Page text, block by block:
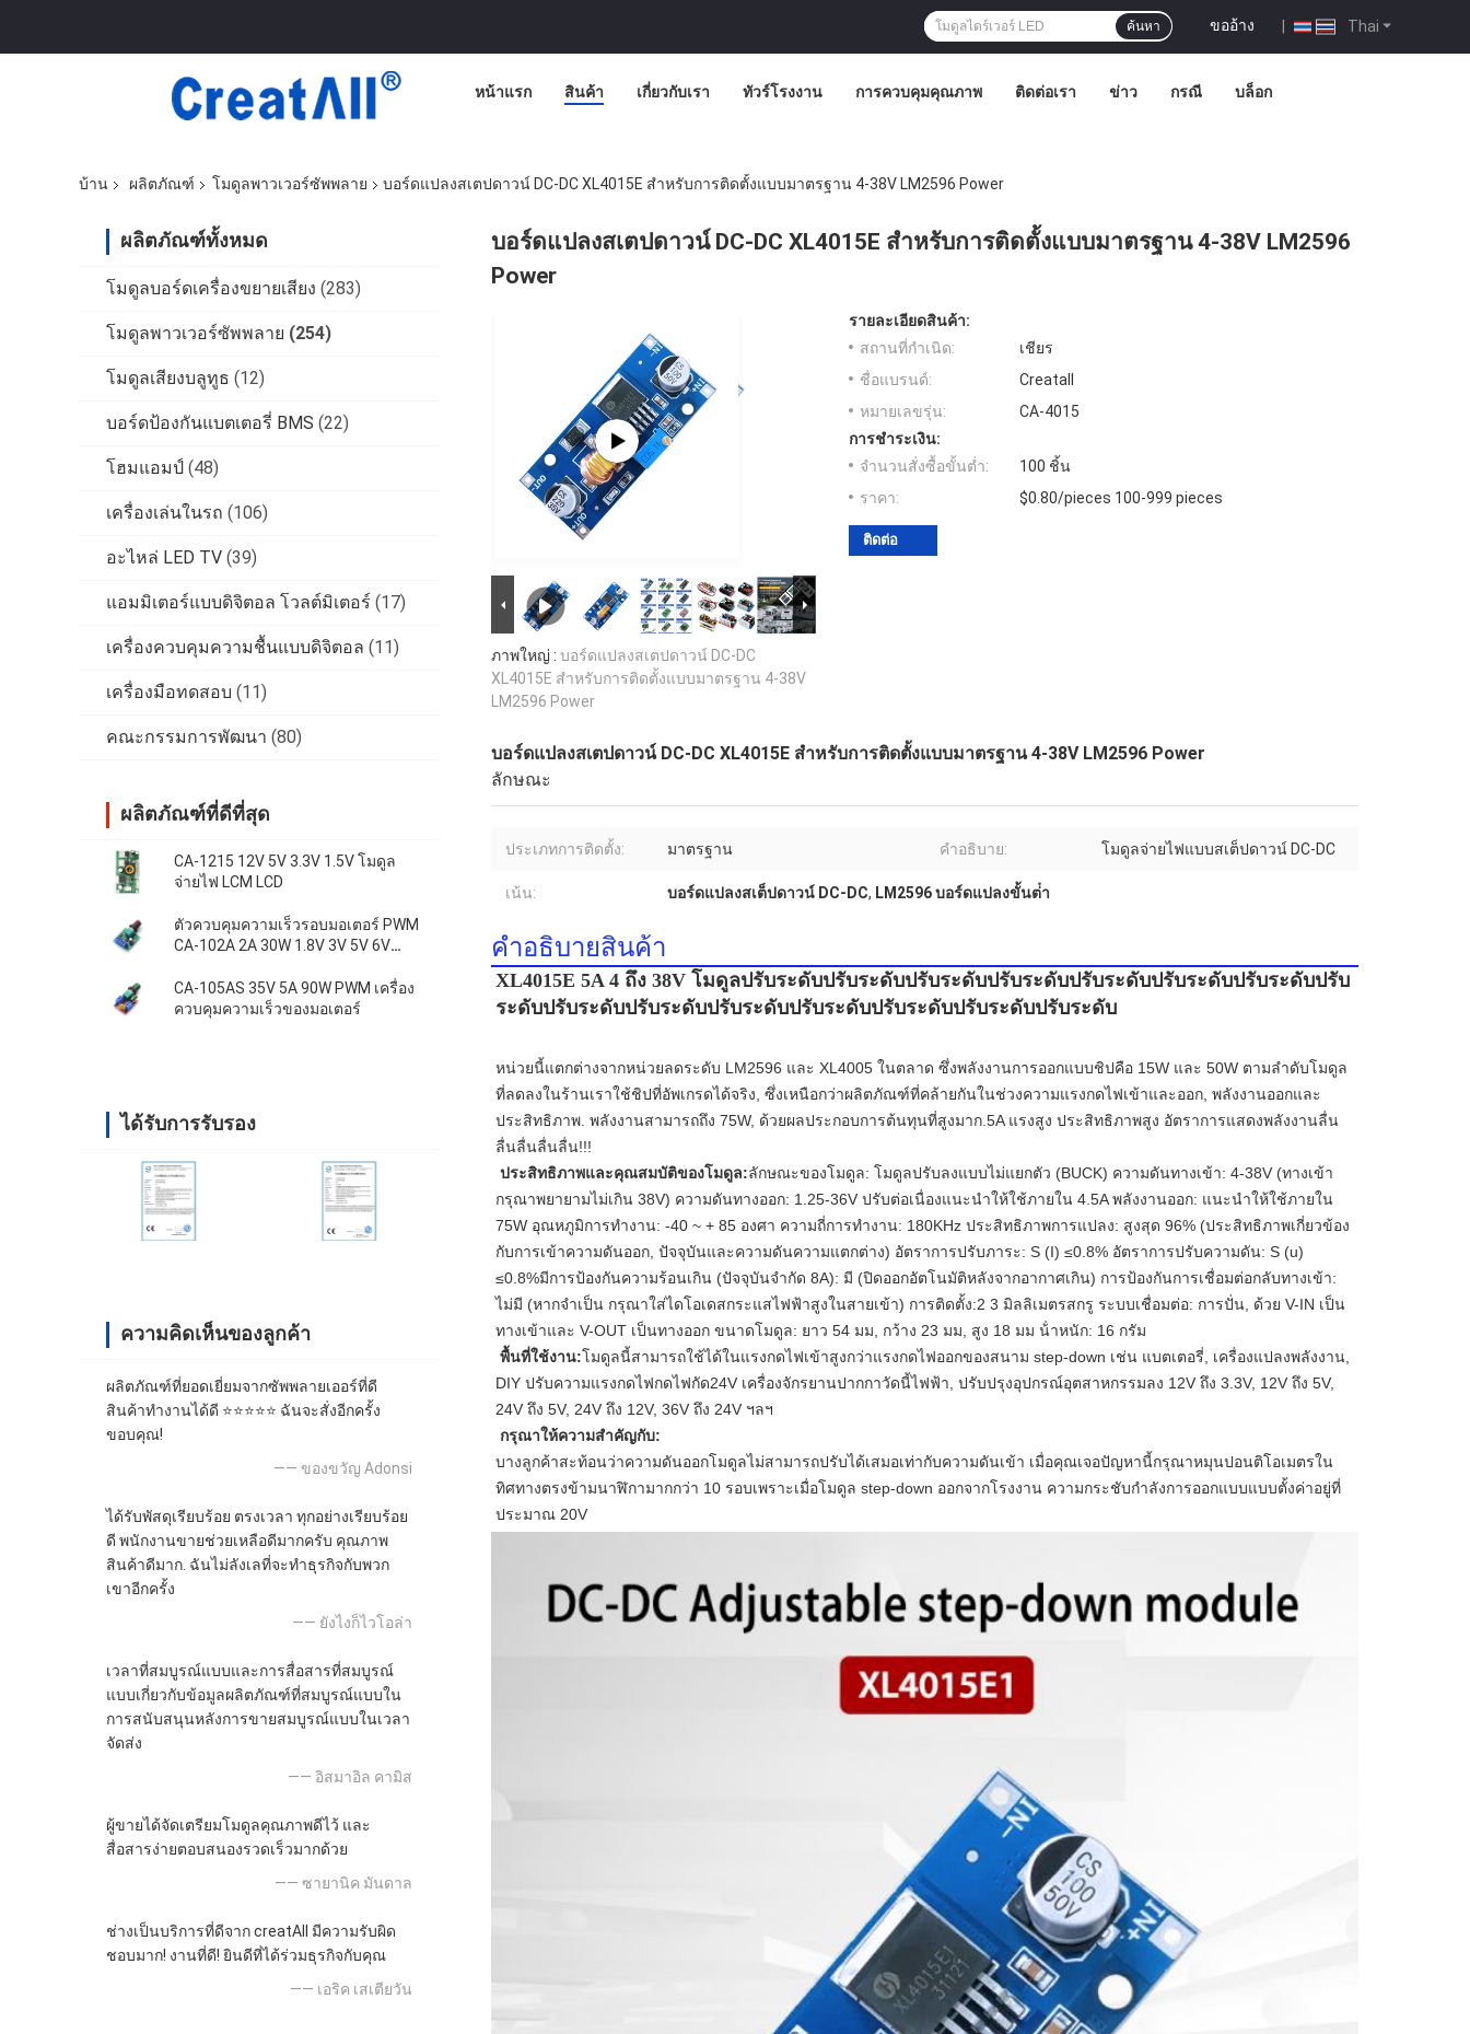
Thai
ขออ้าง |
ค้นหา
หน้าแรก สินค้า เกี่ยวกับเรา ทัวร์โรงงาน การควบคุมคุณภาพ ติดต่อเรา ข่าว กรณี บล็อก
บ้าน ผลิตภัณฑ์ โมดูลพาวเวอร์ซัพพลาย บอร์ดแปลงสเตปดาวน์ DC-DC XL4015E สําหรับการติดตั้งแบบมาตรฐาน 4-38V LM2596 Power
ผลิตภัณฑ์ทั้งหมด
โมดูลบอร์ดเครื่องขยายเสียง (283)
โมดูลพาวเวอร์ซัพพลาย (254)
โมดูลเสียงบลูทูธ (12)
บอร์ดป้องกันแบตเตอรี่ BMS (22)
โฮมแอมป์ (48)
เครื่องเล่นในรถ (106)
อะไหล่ LED TV (39)
แอมมิเตอร์แบบดิจิตอล โวลต์มิเตอร์ (17)
เครื่องควบคุมความชื้นแบบดิจิตอล (11)
เครื่องมือทดสอบ (11)
คณะกรรมการพัฒนา (80)
ผลิตภัณฑ์ที่ดีที่สุด
CA-1215 12V 5V 3.3V 1.5V โมดูล
จ่ายไฟ LCM LCD
ตัวควบคุมความเร็วรอบมอเตอร์ PWM
CA-102A 2A 30W 1.8V 3V 5V 6V
CA-105AS 35V 5A 90W PWM เครื่อง
ควบคุมความเร็วของมอเตอร์
ได้รับการรับรอง
ความคิดเห็นของลูกค้า
ผลิตภัณฑ์ที่ยอดเยี่ยมจากซัพพลายเออร์ที่ดี
สินค้าทำงานได้ดี ⭐⭐⭐⭐⭐ ฉันจะสั่งอีกครั้ง
ขอบคุณ!
—— ของขวัญ Adonsi
ได้รับพัสดุเรียบร้อย ตรงเวลา ทุกอย่างเรียบร้อย
ดี พนักงานขายช่วยเหลือดีมากครับ คุณภาพ
สินค้าดีมาก. ฉันไม่ลังเลที่จะทำธุรกิจกับพวก
เขาอีกครั้ง
—— ยังไงก็ไวโอล่า
เวลาที่สมบูรณ์แบบและการสื่อสารที่สมบูรณ์
แบบเกี่ยวกับข้อมูลผลิตภัณฑ์ที่สมบูรณ์แบบใน
การสนับสนุนหลังการขายสมบูรณ์แบบในเวลา
จัดส่ง
—— อิสมาอิล คามิส
ผู้ขายได้จัดเตรียมโมดูลคุณภาพดีไว้ และ
สื่อสารง่ายตอบสนองรวดเร็วมากด้วย
—— ซายานิค มันดาล
ช่างเป็นบริการที่ดีจาก creatAll มีความรับผิด
ชอบมาก! งานที่ดี! ยินดีที่ได้ร่วมธุรกิจกับคุณ
—— เอริค เสเตียวัน
บอร์ดแปลงสเตปดาวน์ DC-DC XL4015E สําหรับการติดตั้งแบบมาตรฐาน 4-38V LM2596
Power
ภาพใหญ่ : บอร์ดแปลงสเตปดาวน์ DC-DC
XL4015E สําหรับการติดตั้งแบบมาตรฐาน 4-38V
LM2596 Power
รายละเอียดสินค้า:
สถานที่กำเนิด:
เชียร
ชื่อแบรนด์:
Creatall
หมายเลขรุ่น:
CA-4015
การชำระเงิน:
จำนวนสั่งซื้อขั้นต่ำ:
100 ชิ้น
ราคา:
$0.80/pieces 100-999 pieces
ติดต่อ
บอร์ดแปลงสเตปดาวน์ DC-DC XL4015E สําหรับการติดตั้งแบบมาตรฐาน 4-38V LM2596 Power
ลักษณะ
ประเภทการติดตั้ง: มาตรฐาน คําอธิบาย: โมดูลจ่ายไฟแบบสเต็ปดาวน์ DC-DC
เน้น: บอร์ดแปลงสเต็ปดาวน์ DC-DC, LM2596 บอร์ดแปลงขั้นต่ํา
คําอธิบายสินค้า
XL4015E 5A 4 ถึง 38V โมดูลปรับระดับปรับระดับปรับระดับปรับระดับปรับระดับปรับระดับปรับระดับปรับ
ระดับปรับระดับปรับระดับปรับระดับปรับระดับปรับระดับปรับระดับปรับระดับ
หน่วยนี้แตกต่างจากหน่วยลดระดับ LM2596 และ XL4005 ในตลาด ซึ่งพลังงานการออกแบบชิปคือ 15W และ 50W ตามลําดับโมดูล
ที่ลดลงในร้านเราใช้ชิปที่อัพเกรดได้จริง, ซึ่งเหนือกว่าผลิตภัณฑ์ที่คล้ายกันในช่วงความแรงกดไฟเข้าและออก, พลังงานออกและ
ประสิทธิภาพ. พลังงานสามารถถึง 75W, ด้วยผลประกอบการต้นทุนที่สูงมาก.5A แรงสูง ประสิทธิภาพสูง อัตราการแสดงพลังงานลื่น
ลื่นลื่นลื่นลื่น!!!
ประสิทธิภาพและคุณสมบัติของโมดูล:ลักษณะของโมดูล: โมดูลปรับลงแบบไม่แยกตัว (BUCK) ความดันทางเข้า: 4-38V (ทางเข้า
กรุณาพยายามไม่เกิน 38V) ความดันทางออก: 1.25-36V ปรับต่อเนื่องแนะนําให้ใช้ภายใน 4.5A พลังงานออก: แนะนําให้ใช้ภายใน
75W อุณหภูมิการทํางาน: -40 ~ + 85 องศา ความถี่การทํางาน: 180KHz ประสิทธิภาพการแปลง: สูงสุด 96% (ประสิทธิภาพเกี่ยวข้อง
กับการเข้าความดันออก, ปัจจุบันและความดันความแตกต่าง) อัตราการปรับภาระ: S (I) ≤0.8% อัตราการปรับความดัน: S (u)
≤0.8%มีการป้องกันความร้อนเกิน (ปัจจุบันจํากัด 8A): มี (ปิดออกอัตโนมัติหลังจากอากาศเกิน) การป้องกันการเชื่อมต่อกลับทางเข้า:
ไม่มี (หากจําเป็น กรุณาใส่ไดโอเดสกระแสไฟฟ้าสูงในสายเข้า) การติดตั้ง:2 3 มิลลิเมตรสกรู ระบบเชื่อมต่อ: การปั่น, ด้วย V-IN เป็น
ทางเข้าและ V-OUT เป็นทางออก ขนาดโมดูล: ยาว 54 มม, กว้าง 23 มม, สูง 18 มม น้ําหนัก: 16 กรัม
พื้นที่ใช้งาน:โมดูลนี้สามารถใช้ได้ในแรงกดไฟเข้าสูงกว่าแรงกดไฟออกของสนาม step-down เช่น แบตเตอรี่, เครื่องแปลงพลังงาน,
DIY ปรับความแรงกดไฟกดไฟกัด24V เครื่องจักรยานปากกาวัดนี้ไฟฟ้า, ปรับปรุงอุปกรณ์อุตสาหกรรมลง 12V ถึง 3.3V, 12V ถึง 5V,
24V ถึง 5V, 24V ถึง 12V, 36V ถึง 24V ฯลฯ
กรุณาให้ความสําคัญกับ:
บางลูกค้าสะท้อนว่าความดันออกโมดูลไม่สามารถปรับได้เสมอเท่ากับความดันเข้า เมื่อคุณเจอปัญหานี้กรุณาหมุนปอนติโอเมตรใน
ทิศทางตรงข้ามนาฬิกามากกว่า 10 รอบเพราะเมื่อโมดูล step-down ออกจากโรงงาน ความกระชับกําลังการออกแบบแบบตั้งค่าอยู่ที่
ประมาณ 20V